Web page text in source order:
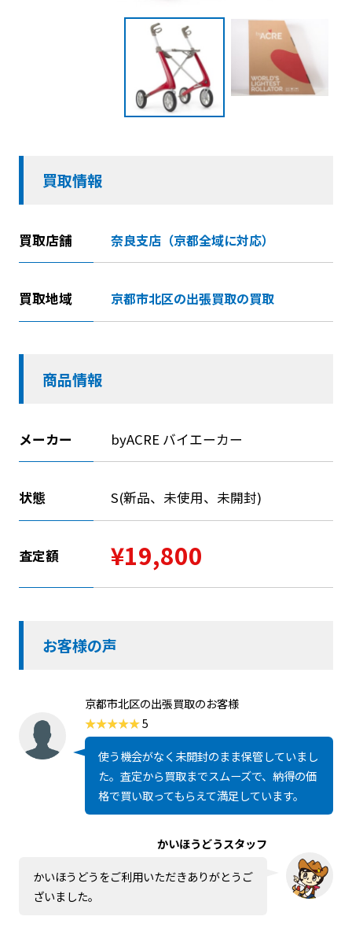
買取情報
買取店舗 奈良支店（京都全域に対応）
買取地域 京都市北区の出張買取の買取
商品情報
メーカー byACRE バイエーカー
状態 S(新品、未使用、未開封)
査定額 ¥19,800
お客様の声
京都市北区の出張買取のお客様
5
使う機会がなく未開封のまま保管していまし
た。査定から買取までスムーズで、納得の価
格で買い取ってもらえて満足しています。
かいほうどうスタッフ
かいほうどうをご利用いただきありがとうご
ざいました。